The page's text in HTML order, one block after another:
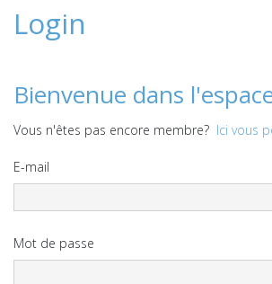
Login
Bienvenue dans
Vous n'êtes pas encore membre? Ici vous
E-mail
Mot de passe